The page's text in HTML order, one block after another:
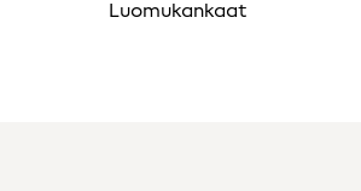
Luomukankaat